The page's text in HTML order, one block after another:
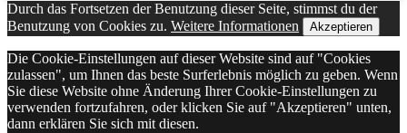
Durch das Fortsetzen der Benutzung dieser Seite, stimmst du der
Benutzung von Cookies zu. Weitere Informationen Akzeptieren
Die Cookie-Einstellungen auf dieser Website sind auf "Cookies
zulassen", um Ihnen das beste Surferlebnis möglich zu geben. Wenn
Sie diese Website ohne Änderung Ihrer Cookie-Einstellungen zu
verwenden fortzufahren, oder klicken Sie auf "Akzeptieren" unten,
dann erklären Sie sich mit diesen.